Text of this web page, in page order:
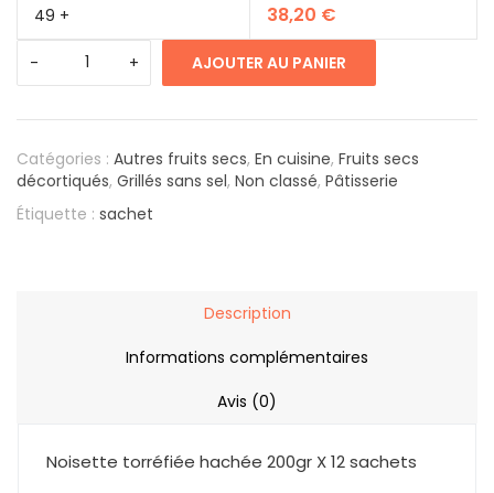
49 + 38,20 €
AJOUTER AU PANIER
Catégories : Autres fruits secs, En cuisine, Fruits secs
décortiqués, Grillés sans sel, Non classé, Pâtisserie
Étiquette : sachet
Description
Informations complémentaires
Avis (0)
Noisette torréfiée hachée 200gr X 12 sachets